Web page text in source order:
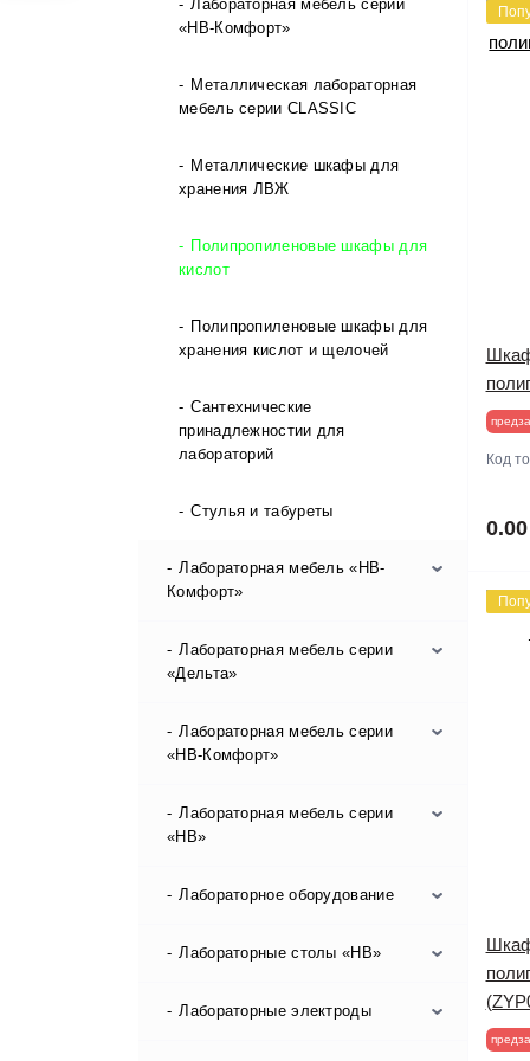
2"> Шумомеры
2"> Электроды pH, ORP, TDS
инструменты
Термометры
Толщиномеры
Фототахометры
Шумомеры
Элементные анализаторы
Микровесы и полумикровесы
Терминалы весовые
Лабораторная мебель серии
«НВ-Комфорт»
Металлическая лабораторная
мебель серии CLASSIC
Металлические шкафы для
хранения ЛВЖ
Полипропиленовые шкафы для
кислот
Полипропиленовые шкафы для
хранения кислот и щелочей
Сантехнические
принадлежностии для
лабораторий
Стулья и табуреты
Лабораторная мебель «НВ-
Комфорт»
Вытяжные шкафы «НВ-Комфорт»
Лабораторная мебель серии
«Дельта»
Столы для весов
Столы лабораторные
Столы-мойки лабораторные
Столы-тумбы
Шкафы вытяжные
Лабораторная мебель серии
«НВ-Комфорт»
Вытяжные шкафы НВ-Комфорт
Лабораторная мебель серии
«НВ»
Вытяжные шкафы «НВ»
Лабораторные шкафы «НВ»
Тумбы подкатные и приставные
Лабораторное оборудование
BINDER серия Solid.Line
Анализаторы влажности
Лабораторные столы «НВ»
Островные столы «НВ»
Лабораторные электроды
Код